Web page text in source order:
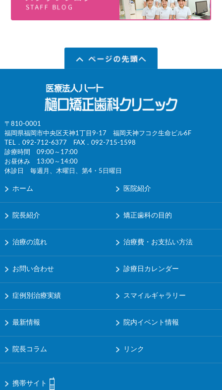
〒810-0001
福岡県福岡市中央区天神1丁目9-17 福岡天神フコク生命ビル6F
TEL． 092-712-6377 FAX．092-715-1598
診療時間 09:00～17:00
お昼休み 13:00～14:00
休診日 毎週月、木曜日、第4・5日曜日
ホーム 医院紹介
院長紹介 矯正歯科の目的
治療の流れ 治療費・お支払い方法
お問い合わせ 診療日カレンダー
症例別治療実績 スマイルギャラリー
最新情報 院内イベント情報
院長コラム リンク
携帯サイト